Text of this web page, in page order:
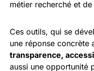
métier recherché et
Ces outils, qui se
une réponse concrète
transparence,
aussi une opportunité